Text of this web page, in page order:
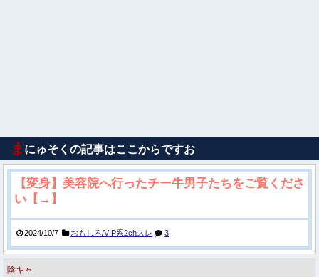
ま にゅそくの記事はここからですお
【変身】美容院へ行ったチー牛男子たちをご覧くださ
い【→】
2024/10/7 おもしろ/VIP系2chスレ 3
陰キャ